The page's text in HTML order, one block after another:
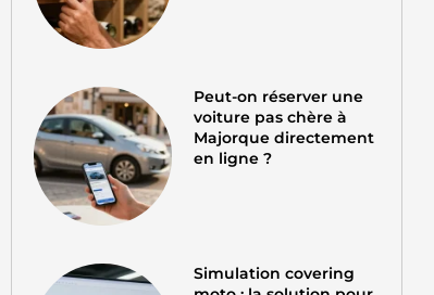
Peut-on réserver une
voiture pas chère à
Majorque directement
en ligne ?
Simulation covering